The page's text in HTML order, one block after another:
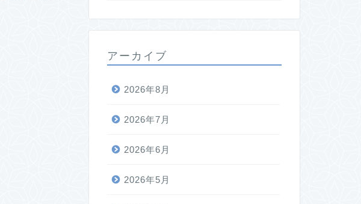
アーカイブ
2026年8月
2026年7月
2026年6月
2026年5月